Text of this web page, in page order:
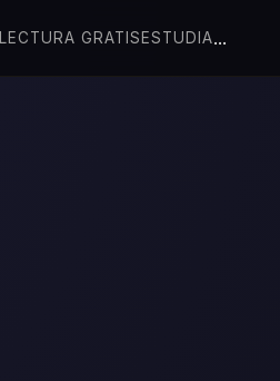
LECTURA GRATIS ESTUDIA...